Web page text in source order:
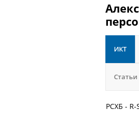
ИКТ
Статьи
РСХБ -